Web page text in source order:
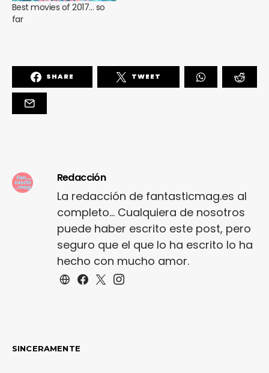
Best movies of 2017… so
far
SHARE TWEET
Redacción
La redacción de fantasticmag.es al
completo... Cualquiera de nosotros
puede haber escrito este post, pero
seguro que el que lo ha escrito lo ha
hecho con mucho amor.
SINCERAMENTE